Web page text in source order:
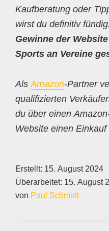
Kaufberatung oder
wirst du definitiv
Gewinne der
Sports an Vereine
Als Amazon-Partner
qualifizierten
du über einen
Website einen Einkauf
Erstellt: 15. August 2024
Überarbeitet: 15. August
von Paul Schmidt